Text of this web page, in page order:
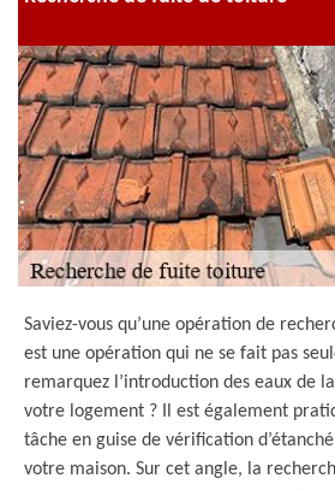
Saviez-vous qu’une opération de
est une opération qui ne se fait pas
remarquez l’introduction des eaux de
votre logement ? Il est également
tâche en guise de vérification
votre maison. Sur cet angle, la